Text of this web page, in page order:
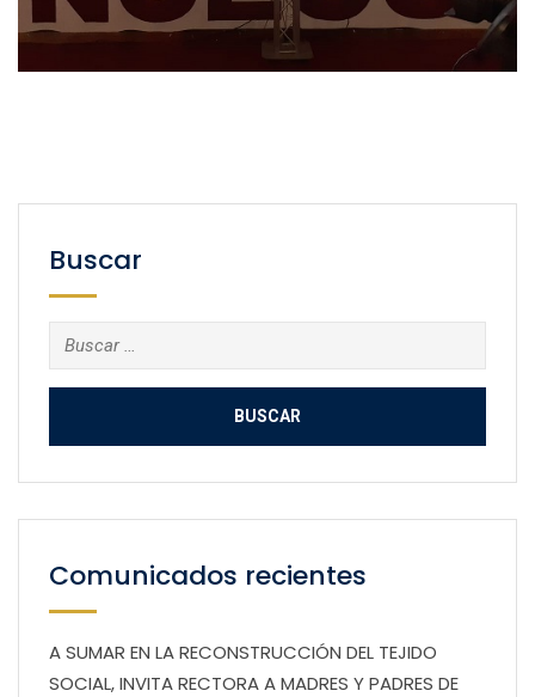
Buscar
Buscar:
Comunicados recientes
A SUMAR EN LA RECONSTRUCCIÓN DEL TEJIDO
SOCIAL, INVITA RECTORA A MADRES Y PADRES DE